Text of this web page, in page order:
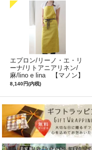
エプロン/リーノ・エ・リ
ーナ/リトアニアリネン/
麻/lino e lina 【マノン】
ミモザ
8,140円(内税)